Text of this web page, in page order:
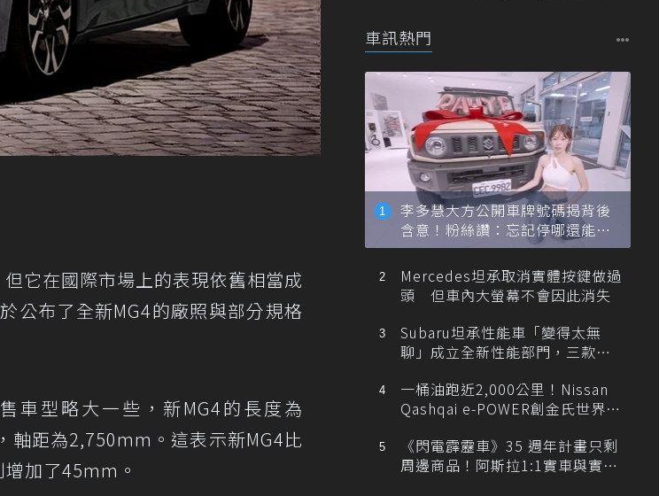
它在國際市場上的表現依舊相當成
公布了全新MG4的廠照與部分規格
車型略大一些，新MG4的長度為
距為2,750mm。這表示新MG4比
加了45mm。
車訊熱門
李多慧大方公開車牌號碼揭背後
含意！粉絲讚：忘記停哪還能幫
忙找車
Mercedes坦承取消實體按鍵做過
頭 但車內大螢幕不會因此消失
Subaru坦承性能車「變得太無
聊」成立全新性能部門，三款手
一桶油跑近2,000公里！Nissan
Qashqai e-POWER創金氏世界紀
《閃電霹靂車》35 週年計畫只剩
周邊商品！阿斯拉1:1實車與實體